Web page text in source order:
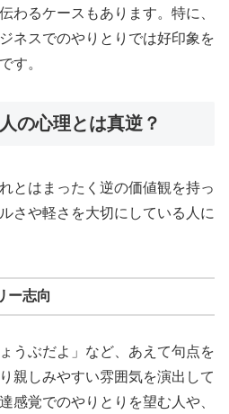
わるケースもあります。特に、
ネスでのやりとりでは好印象を
す。
の心理とは真逆？
とはまったく逆の価値観を持っ
さや軽さを大切にしている人に
ー志向
うぶだよ」など、あえて句点を
親しみやすい雰囲気を演出して
感覚でのやりとりを望む人や、